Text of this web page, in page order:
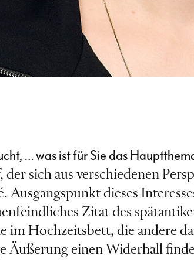
… was ist für Sie das
der sich aus verschiedenen
Ausgangspunkt dieses
Zitat des
im Hochzeitsbett, die andere
Äußerung einen Widerhall